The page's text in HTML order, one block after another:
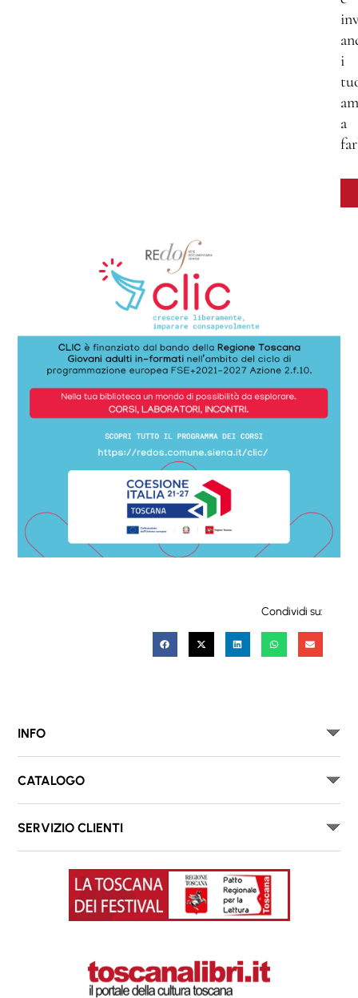
i
a
Condividi su:
INFO
CATALOGO
SERVIZIO CLIENTI